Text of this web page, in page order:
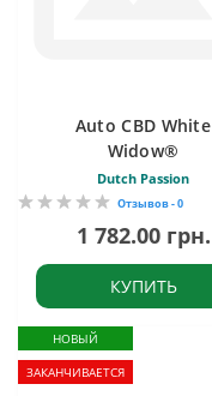
Auto CBD White
Widow®
Dutch Passion
Отзывов - 0
1 782.00 грн.
КУПИТЬ
НОВЫЙ
ЗАКАНЧИВАЕТСЯ